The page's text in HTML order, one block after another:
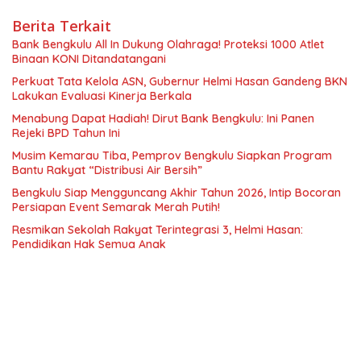
Berita Terkait
Bank Bengkulu All In Dukung Olahraga! Proteksi 1000 Atlet
Binaan KONI Ditandatangani
Perkuat Tata Kelola ASN, Gubernur Helmi Hasan Gandeng BKN
Lakukan Evaluasi Kinerja Berkala
Menabung Dapat Hadiah! Dirut Bank Bengkulu: Ini Panen
Rejeki BPD Tahun Ini
Musim Kemarau Tiba, Pemprov Bengkulu Siapkan Program
Bantu Rakyat “Distribusi Air Bersih”
Bengkulu Siap Mengguncang Akhir Tahun 2026, Intip Bocoran
Persiapan Event Semarak Merah Putih!
Resmikan Sekolah Rakyat Terintegrasi 3, Helmi Hasan:
Pendidikan Hak Semua Anak